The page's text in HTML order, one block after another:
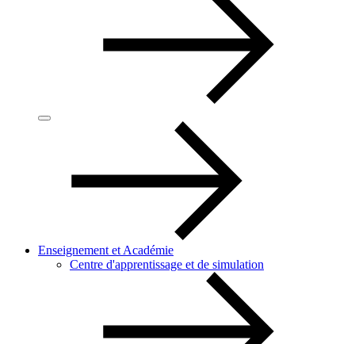
Enseignement et Académie
Centre d'apprentissage et de simulation